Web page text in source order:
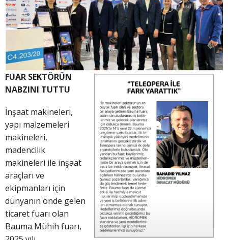
FUAR SEKTÖRÜN
NABZINI TUTTU
İnşaat makineleri,
yapı malzemeleri
makineleri,
madencilik
makineleri ile inşaat
araçları ve
ekipmanları için
dünyanın önde gelen
ticaret fuarı olan
Bauma Mühih fuarı,